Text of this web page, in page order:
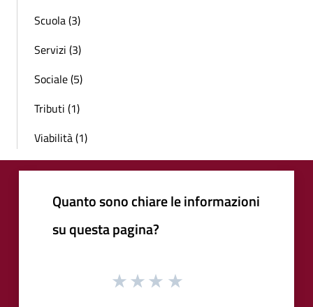
Scuola (3)
Servizi (3)
Sociale (5)
Tributi (1)
Viabilità (1)
Quanto sono chiare le informazioni
su questa pagina?